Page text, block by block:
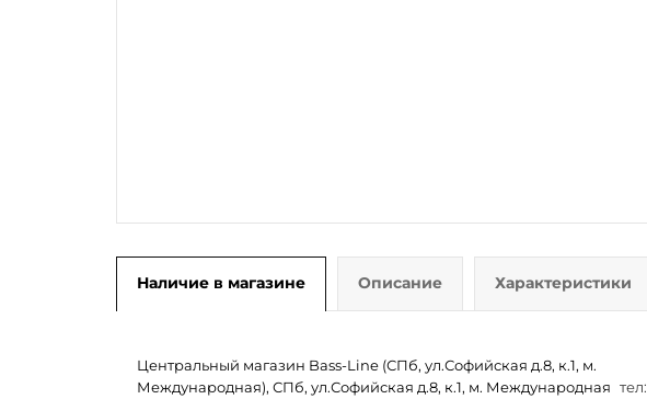
Наличие в магазине Описание Характеристики
Центральный магазин Bass-Line (СПб, ул.Софийская д.8, к.1, м.
Международная), СПб, ул.Софийская д.8, к.1, м. Международная тел: